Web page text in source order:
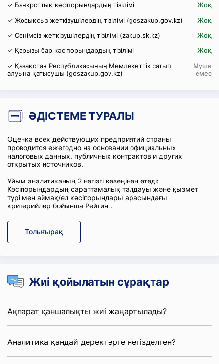
✓ Банкроттық кәсіпорындардың тізілімі
Жоқ
✓ Жосықсыз жеткізушілердің тізілімі (goszakup.gov.kz)
Жоқ
✓ Сенімсіз жеткізушілердің тізілімі (zakup.sk.kz)
Жоқ
✓ Қарызы бар кәсіпорындардың тізілімі
Жоқ
✓ Қазақстан Республикасының Мемлекеттік сатып
алуына қатысушы (goszakup.gov.kz)
Мүше
емес
ӘДІСТЕМЕ ТУРАЛЫ
Оценка всех действующих предприятий страны
проводится ежегодно на основании официальных
налоговых данных, публичных контрактов и других
открытых источников.
Ұйым аналитиканың 2 негізгі кезеңінен өтеді:
Кәсіпорындардың сараптамалық талдауы және қызмет
түрі мен аймақ/ел кәсіпорындары арасындағы
критерийлер бойынша Рейтинг.
Толығырақ
Жиі қойылатын сұрақтар
Ақпарат қаншалықты жиі жаңартылады?
Аналитика қандай деректерге негізделген?